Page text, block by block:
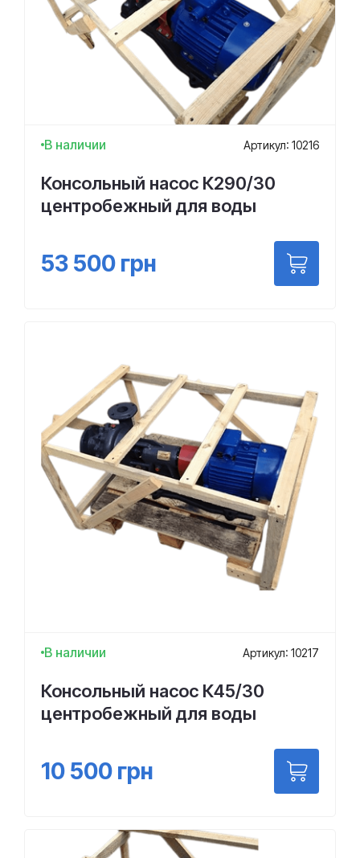
В наличии Артикул: 10216
Консольный насос К290/30
центробежный для воды
53 500 грн
В наличии Артикул: 10217
Консольный насос К45/30
центробежный для воды
10 500 грн